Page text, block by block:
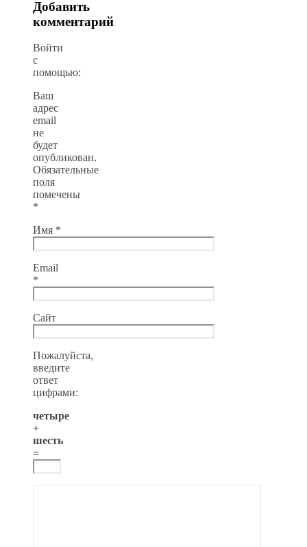
Добавить
комментарий
Войти
с
помощью:
Ваш
адрес
email
не
будет
опубликован.
Обязательные
поля
помечены
*
Имя *
Email
*
Сайт
Пожалуйста,
введите
ответ
цифрами:
четыре
+
шесть
=